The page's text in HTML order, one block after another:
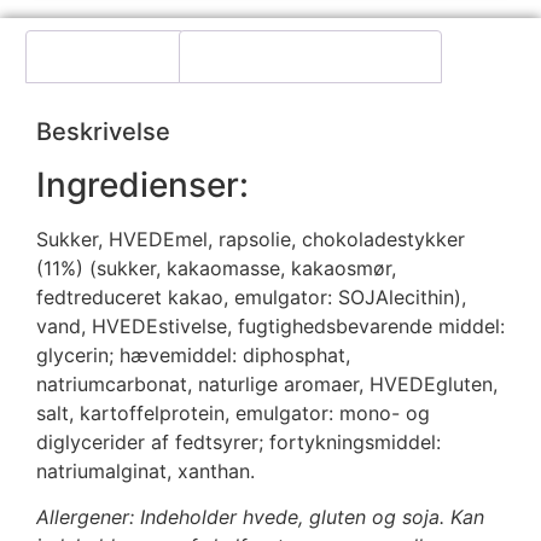
Beskrivelse
Ingredienser:
Sukker, HVEDEmel, rapsolie, chokoladestykker
(11%) (sukker, kakaomasse, kakaosmør,
fedtreduceret kakao, emulgator: SOJAlecithin),
vand, HVEDEstivelse, fugtighedsbevarende middel:
glycerin; hævemiddel: diphosphat,
natriumcarbonat, naturlige aromaer, HVEDEgluten,
salt, kartoffelprotein, emulgator: mono- og
diglycerider af fedtsyrer; fortykningsmiddel:
natriumalginat, xanthan.
Allergener: Indeholder hvede, gluten og soja. Kan